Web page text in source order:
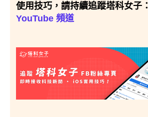
使用技巧，請持續追蹤塔科女子：
YouTube 頻道